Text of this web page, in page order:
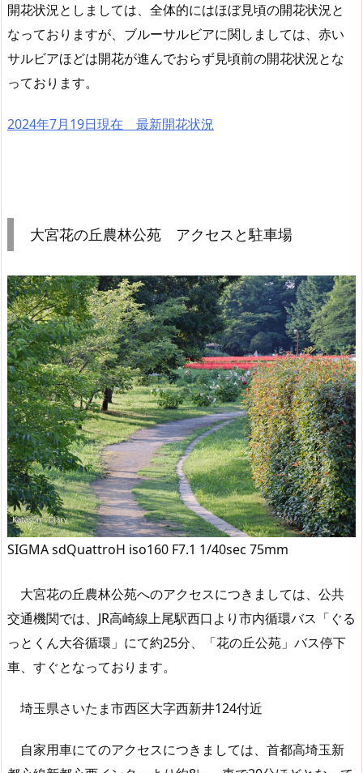
開花状況としましては、全体的にはほぼ見頃の開花状況と
なっておりますが、ブルーサルビアに関しましては、赤い
サルビアほどは開花が進んでおらず見頃前の開花状況とな
っております。
2024年7月19日現在 最新開花状況
大宮花の丘農林公苑 アクセスと駐車場
SIGMA sdQuattroH iso160 F7.1 1/40sec 75mm
大宮花の丘農林公苑へのアクセスにつきましては、公共
交通機関では、JR高崎線上尾駅西口より市内循環バス「ぐる
っとくん大谷循環」にて約25分、「花の丘公苑」バス停下
車、すぐとなっております。
埼玉県さいたま市西区大字西新井124付近
自家用車にてのアクセスにつきましては、首都高埼玉新